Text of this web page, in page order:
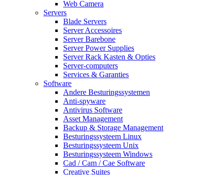
Web Camera
Servers
Blade Servers
Server Accessoires
Server Barebone
Server Power Supplies
Server Rack Kasten & Opties
Server-computers
Services & Garanties
Software
Andere Besturingssystemen
Anti-spyware
Antivirus Software
Asset Management
Backup & Storage Management
Besturingssysteem Linux
Besturingssysteem Unix
Besturingssysteem Windows
Cad / Cam / Cae Software
Creative Suites